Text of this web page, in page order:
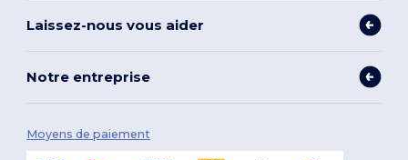
Laissez-nous vous aider
Notre entreprise
Moyens de paiement